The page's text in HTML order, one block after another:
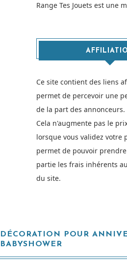
Range Tes Jouets est une
Ce site contient des liens
permet de percevoir une
de la part des annonceurs.
Cela n'augmente pas le
lorsque vous validez votre
permet de pouvoir
partie les frais inhérents
du site.
DÉCORATION POUR
BABYSHOWER